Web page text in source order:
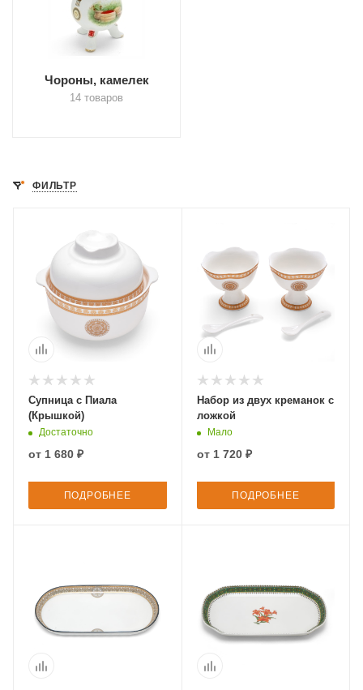
Чороны, камелек
14 товаров
ФИЛЬТР
Супница с Пиала
(Крышкой)
Достаточно
от 1 680 ₽
ПОДРОБНЕЕ
Набор из двух креманок с
ложкой
Мало
от 1 720 ₽
ПОДРОБНЕЕ